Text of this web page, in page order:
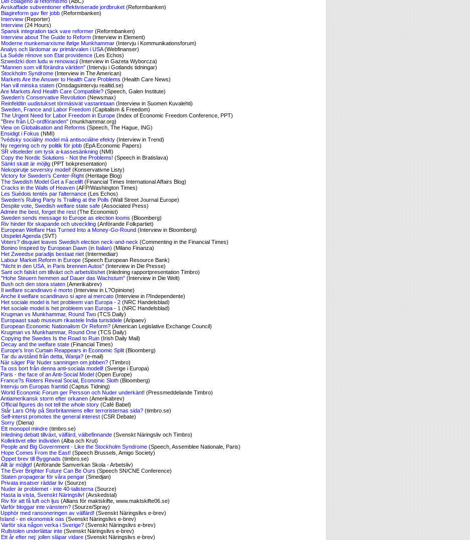
Avskaffade subventioner effektiviserade jordbruket (Reformbanken)
Biagireform gav fler jobb (Reformbanken)
Interview (Reporter)
Interview (24 Hours)
Spansk integration tack vare reformer (Reformbanken)
Interview about The Guide to Reform (Interview in Element)
Moderne munkemarxisme ifølge Munkhammar (Intervju i Kommunikationsforum)
Analys och lärdomar av primärvalen i USA(Webfinanser)
La Suède rénove son Etat providence (Les Echos)
Szwedzki dom ludu w renowacji (Interview in Gazeta Wyborcza)
"Mannen som vill förändra världen" (Intervju i Gotlands tidningar)
Stockholm Syndrome (Interview in The American)
Markets Are the Answer to Health Care Problems (Health Care News)
Han vill minska staten (Onsdagsintervju realtid.se)
Are Markets And Health Care Compatible? (Speech, Galen Institute)
Sweden′s Conservative Revolution (Newsmax)
Reinfeldtin uudistukset törmäsivät vastarintaan (Interview in Suomen Kuvalehti)
Sweden, France and Labor Freedom (Capitalism & Freedom)
The Urgent Need for Labor Freedom in Europe (Index of Economic Freedom Conference, PPT)
"Brev från LO-ordföranden" (munkhammar.org)
View on Globalisation and Reforms (Speech, The Hague, ING)
Ensidigt i Fokus (NMI)
?védsky sociálny model má antisociálne efekty (Interview in Trend)
Ny regering och ny politik för jobb (EpA Economic Papers)
SR vilseleder om tysk a-kassesänkning (NMI)
Copy the Nordic Solutions - Not the Problems! (Speech in Bratislava)
Sänkt skatt är möjlig (PPT bokpresentation)
Nekopirutje seversky model! (Konservativne Listy)
Victory for Sweden′s Center-Right (Heritage Blog)
The Swedish Model Get a Facelift (Financial Times International Affairs Blog)
Cracks in the Walls of Heaven (AFP/Washington Times)
Les Suédois tentés par l′alternance (Les Echos)
Sweden′s Ruling Party Is Trailing at the Polls (Wall Street Journal Europe)
Despite vote, Swedish welfare state safe (Associated Press)
Admire the best, forget the rest (The Economist)
Sweden sends message to Europe as election looms (Bloomberg)
Riv hinder för skapande och utveckling (Anförande Folkpartiet)
European Welfare Has Turned Into a Money-Go-Round (Interview in Bloomberg)
Utspelet Agenda (SVT)
Voters? disquiet leaves Swedish election neck-and-neck (Commenting in the Financial Times)
Bonino Inspired by European Dawn (in Italian) (Milano Finanza)
Het Zweedse paradijs bestaat niet (Intermediair)
Labour Market Reform in Europe (Speech European Resource Bank)
"Nicht in den USA, in Paris brennen Autos" (Interview in Die Presse)
Sant och falskt om tillväxt och arbetslöshet (Inledning rapportpresentation Timbro)
"Hohe Steuern hemmen auf Dauer das Wachstum" (Interview in Die Welt)
Bush och den stora staten (Amerikabrev)
Il welfare scandinavo è morto (Interview in L?Opinione)
Anche il welfare scandinavo si apre al mercato (Interview in l?Independente)
Het sociale model is het probleem van Europa - 2 (NRC Handelsblad)
Het sociale model is het probleem van Europa - 1 (NRC Handelsblad)
Krugman vs Munkhammar, Round Two (TCS Daily)
Europaast saab museum rikastele India turistidele (Aripaev)
European Economic Nationalism Or Reform? (American Legislative Exchange Council)
Krugman vs Munkhammar, Round One (TCS Daily)
Copying the Swedes Is the Road to Ruin (Irish Daily Mail)
Decay and the welfare state (Financial Times)
Europe′s Iron Curtain Reappears in Economic Split (Bloomberg)
Tar du avstånd från detta, Wanja? (e-mail)
När säger Pär Nuder sanningen om jobben? (Timbro)
Ta oss bort från denna anti-sociala modell! (Sverige i Europa)
Paris - the face of an Anti-Social Model (Open Europe)
France?s Rioters Reveal Social, Economic Sloth (Bloomberg)
Intervju om Europas framtid (Captus Tidning)
World Economic Forum ger Persson och Nuder underkänt! (Pressmeddelande Timbro)
Antiamerikansk storm efter orkanen (Amerikabrev)
Official figures do not tell the whole story (Café Babel)
Står Lars Ohly på Storbritanniens eller terroristernas sida? (timbro.se)
Self-interst promotes the general interest (CSR Debate)
Sorry (Diena)
Ett monopol mindre (timbro.se)
Inledning debatt tillväxt, välfärd, välbefinnande (Svenskt Näringsliv och Timbro)
Kollektivet eller individen (Alba och Krut)
People and Big Government - Like the Stockholm Syndrome (Speech, Assemblee Nationale, Paris)
Hope Comes From the East! (Speech Brussels, Amigo Society)
Öppet brev till Byggnads (timbro.se)
Allt är möjligt! (Anförande Samverkan Skola - Arbetsliv)
The Ever Brighter Future Can Be Ours (Speech SN/CNE Conference)
Staten propagerar för våra pengar (Smedjan)
Privata insatser räddar liv (Sourze)
Nuder är problemet - inte 40-talisterna (Sourze)
Hasta la vista, Svenskt Näringsliv! (Avskedstal)
Riv för att få luft och ljus (Allians för maktskifte, www.maktskifte06.se)
Varför bloggar inte vänstern? (Sourze/Spray)
Upphör med ransoneringen av välfärd! (Svenskt Näringslivs e-brev)
Island - en ekonomisk oas (Svenskt Näringslivs e-brev)
Varför ska någon verka i Sverige? (Svenskt Näringslivs e-brev)
Rullstolen underlättar inte (Svenskt Näringslivs e-brev)
Ett år efter nej: jollen släpar vidare (Svenskt Näringslivs e-brev)